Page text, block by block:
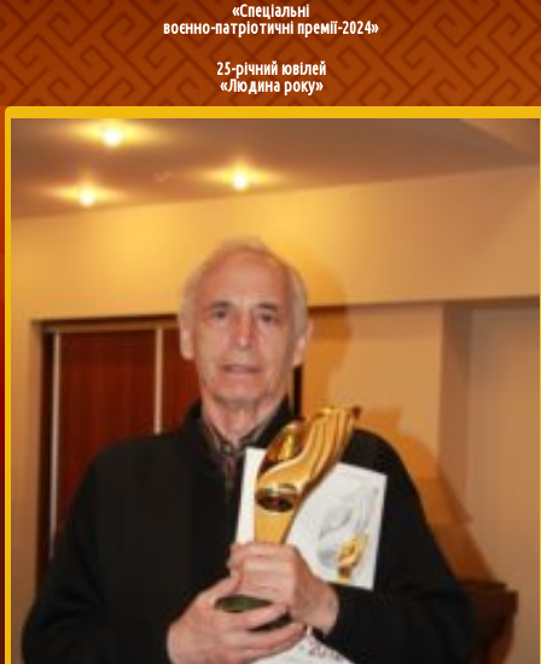
«Спеціальні
воєнно-патріотичні премії-2024»
25-річний ювілей
«Людина року»